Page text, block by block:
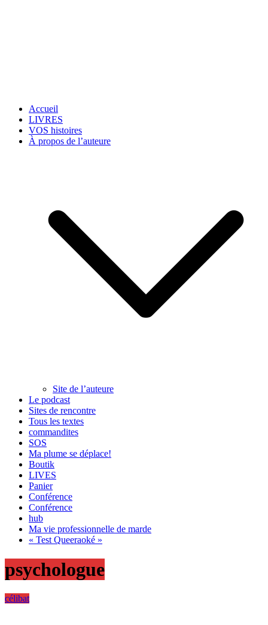
Accueil
LIVRES
VOS histoires
À propos de l’auteure
Site de l’auteure
Le podcast
Sites de rencontre
Tous les textes
commandites
SOS
Ma plume se déplace!
Boutik
LIVES
Panier
Conférence
Conférence
hub
Ma vie professionnelle de marde
« Test Queeraoké »
psychologue
célibat